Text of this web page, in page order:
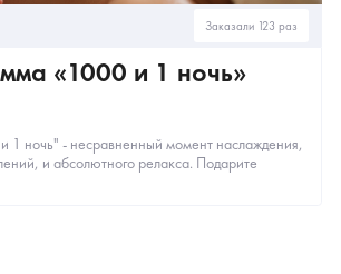
Заказали 123 раз
«1000 и 1 ночь»
1 ночь" - несравненный момент наслаждения,
и абсолютного релакса. Подарите
мгн...